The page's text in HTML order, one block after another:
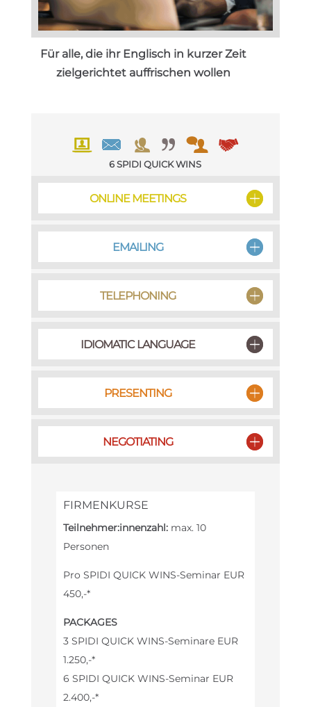
Für alle, die ihr Englisch in kurzer Zeit
zielgerichtet auffrischen wollen
6 SPIDI QUICK WINS
ONLINE MEETINGS
EMAILING
TELEPHONING
IDIOMATIC LANGUAGE
PRESENTING
NEGOTIATING
FIRMENKURSE
Teilnehmer:innenzahl: max. 10
Personen
Pro SPIDI QUICK WINS-Seminar EUR
450,-*
PACKAGES
3 SPIDI QUICK WINS-Seminare EUR
1.250,-*
6 SPIDI QUICK WINS-Seminar EUR
2.400,-*